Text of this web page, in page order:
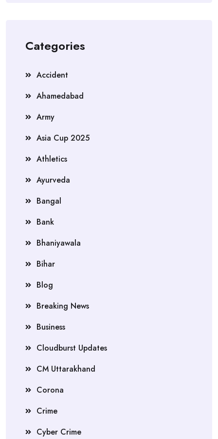
Categories
Accident
Ahamedabad
Army
Asia Cup 2025
Athletics
Ayurveda
Bangal
Bank
Bhaniyawala
Bihar
Blog
Breaking News
Business
Cloudburst Updates
CM Uttarakhand
Corona
Crime
Cyber Crime